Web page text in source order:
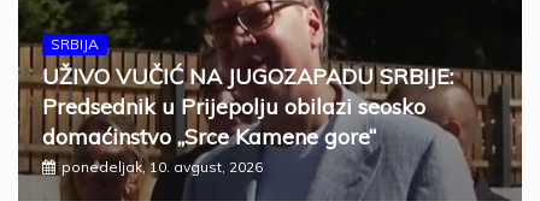
SRBIJA
UŽIVO VUČIĆ NA JUGOZAPADU SRBIJE:
Predsednik u Prijepolju obilazi seosko
domaćinstvo „Srce Kamene gore“
ponedeljak, 10. avgust, 2026